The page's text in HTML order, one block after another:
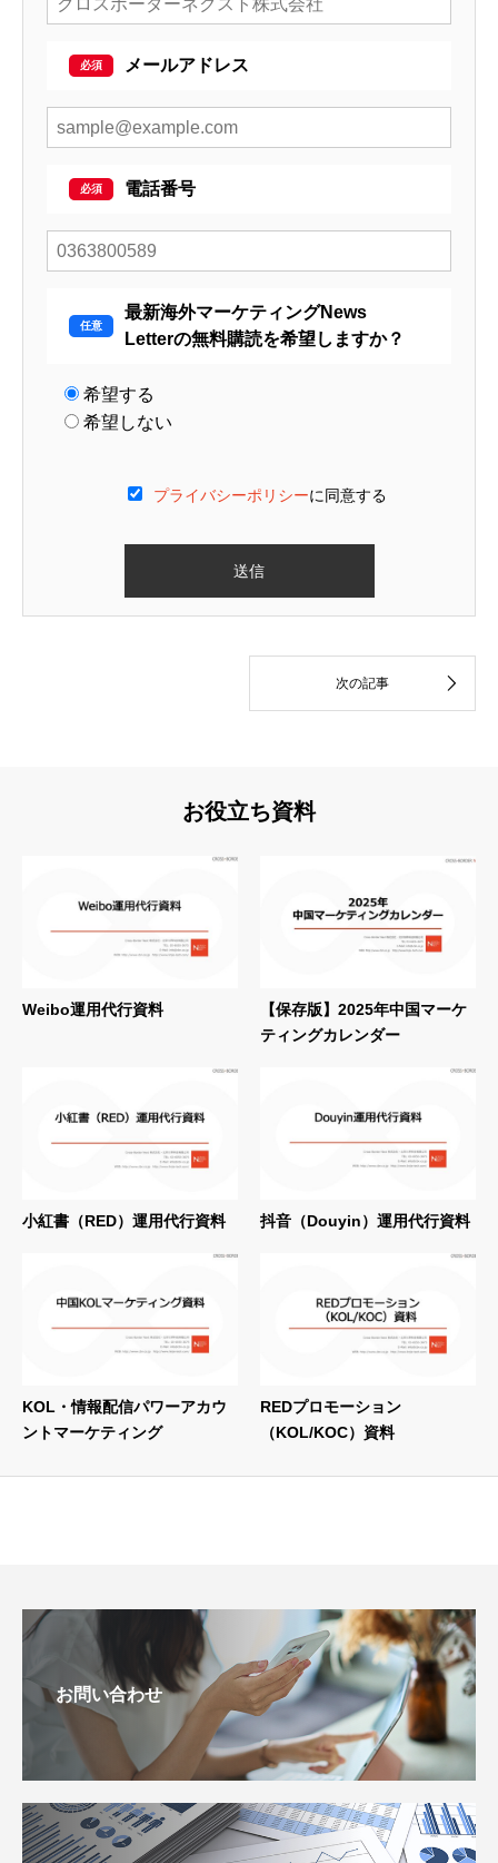
メールアドレス
電話番号
最新海外マーケティングNews
Letterの無料購読を希望しますか？
希望する
希望しない
プライバシーポリシーに同意する
お役立ち資料
Weibo運用代行資料
【保存版】2025年中国マーケ
ティングカレンダー
小紅書（RED）運用代行資料 抖音（Douyin）運用代行資料
KOL・情報配信パワーアカウ
ントマーケティング
REDプロモーション
（KOL/KOC）資料
お問い合わせ